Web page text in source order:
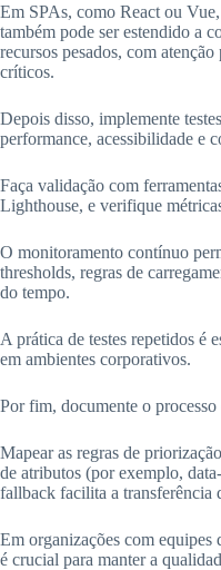
Em SPAs, como React ou
também pode ser estendido a
recursos pesados, com
críticos.
Depois disso, implemente
performance, acessibilidade e
Faça validação com
Lighthouse, e verifique
O monitoramento contínuo
thresholds, regras de
do tempo.
A prática de testes repetidos é
em ambientes corporativos.
Por fim, documente o
Mapear as regras de
de atributos (por exemplo,
fallback facilita a transferência
Em organizações com equipes
é crucial para manter a